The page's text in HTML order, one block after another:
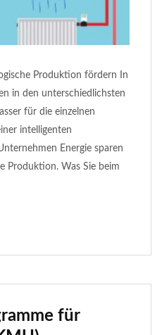
Produktion fördern In
in den unterschiedlichsten
für die einzelnen
intelligenten
Energie sparen
Produktion. Was Sie beim
für